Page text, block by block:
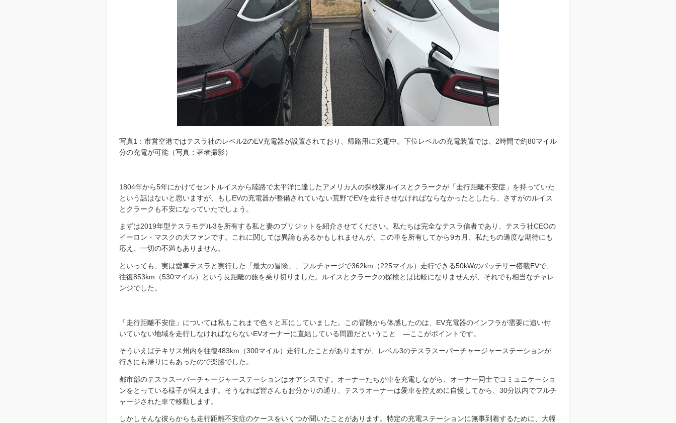
写真1：市営空港ではテスラ社のレベル2のEV充電器が設置されており、帰路用に充電中。下位レベルの充電装置では、2時間で約80マイル
分の充電が可能（写真：著者撮影）
1804年から5年にかけてセントルイスから陸路で太平洋に達したアメリカ人の探検家ルイスとクラークが「走行距離不安症」を持っていた
という話はないと思いますが、もしEVの充電器が整備されていない荒野でEVを走行させなければならなかったとしたら、さすがのルイス
とクラークも不安になっていたでしょう。
まずは2019年型テスラモデル3を所有する私と妻のブリジットを紹介させてください。私たちは完全なテスラ信者であり、テスラ社CEOの
イーロン・マスクの大ファンです。これに関しては異論もあるかもしれませんが、この車を所有してから9カ月、私たちの過度な期待にも
応え、一切の不満もありません。
といっても、実は愛車テスラと実行した「最大の冒険」、フルチャージで362km（225マイル）走行できる50kWのバッテリー搭載EVで、
往復853km（530マイル）という長距離の旅を乗り切りました。ルイスとクラークの探検とは比較になりませんが、それでも相当なチャレ
ンジでした。
「走行距離不安症」については私もこれまで色々と耳にしていました。この冒険から体感したのは、EV充電器のインフラが需要に追い付
いていない地域を走行しなければならないEVオーナーに直結している問題だということ ―ここがポイントです。
そういえばテキサス州内を往復483km（300マイル）走行したことがありますが、レベル3のテスラスーパーチャージャーステーションが
行きにも帰りにもあったので楽勝でした。
都市部のテスラスーパーチャージャーステーションはオアシスです。オーナーたちが車を充電しながら、オーナー同士でコミュニケーショ
ンをとっている様子が伺えます。そうなれば皆さんもお分かりの通り、テスラオーナーは愛車を控えめに自慢してから、30分以内でフルチ
ャージされた車で移動します。
しかしそんな彼らからも走行距離不安症のケースをいくつか聞いたことがあります。特定の充電ステーションに無事到着するために、大幅